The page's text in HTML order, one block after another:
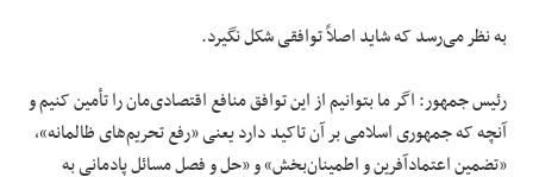
به نظر می‌رسد که شاید اصلاً توافقی شکل نگیرد.
رئیس جمهور: اگر ما بتوانیم از این توافق منافع اقتصادی‌مان را تأمین کنیم و
آنچه که جمهوری اسلامی بر آن تاکید دارد یعنی «رفع تحریم‌های ظالمانه»،
«تضمین اعتمادآفرین و اطمینان‌بخش» و «حل و فصل مسائل پادمانی به